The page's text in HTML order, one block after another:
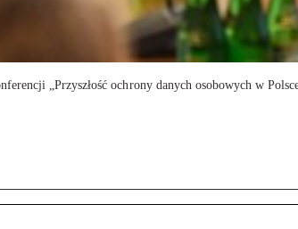
„Przyszłość ochrony danych osobowych w